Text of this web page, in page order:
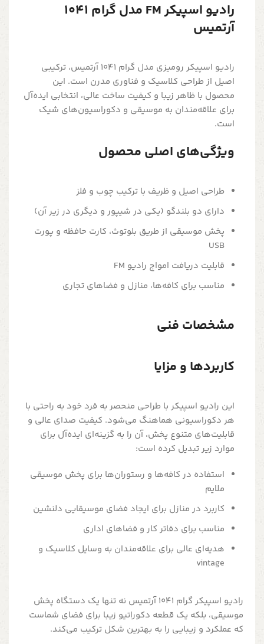
رادیو اسپیکر FM مدل گرام 1041
آرتمیس
رادیو اسپیکر رومیزی مدل گرام 1041 آرتمیس، ترکیبی
اصیل از طراحی کلاسیک و فناوری مدرن است. این
محصول با ظاهر زیبا و کیفیت ساخت عالی، انتخابی ایده‌آل
برای علاقه‌مندان به موسیقی و دکوراسیون‌های شیک
است.
ویژگی‌های اصلی محصول
طراحی اصیل و ظریف با ترکیب چوب و فلز
دارای دو بلندگو (یکی در شیپور و دیگری در زیر آن)
پخش موسیقی از طریق بلوتوث، کارت حافظه و پورت
USB
قابلیت دریافت امواج رادیو FM
مناسب برای کافه‌ها، منازل و فضاهای تجاری
مشخصات فنی
کاربردها و مزایا
این رادیو اسپیکر با طراحی منحصر به فرد خود به راحتی با
هر دکوراسیونی هماهنگ می‌شود. کیفیت صدای عالی و
قابلیت‌های متنوع پخش، آن را به گزینه‌ای ایده‌آل برای
موارد زیر تبدیل کرده است:
استفاده در کافه‌ها و رستوران‌ها برای پخش موسیقی
ملایم
کاربرد در منازل برای ایجاد فضای موسیقایی دلنشین
مناسب برای دفاتر کار و فضاهای اداری
هدیه‌ای عالی برای علاقه‌مندان به وسایل کلاسیک و
vintage
رادیو اسپیکر گرام 1041 آرتمیس نه تنها یک دستگاه پخش
موسیقی، بلکه یک قطعه دکوراتیو زیبا برای فضای شماست
که عملکرد و زیبایی را به بهترین شکل ترکیب می‌کند.